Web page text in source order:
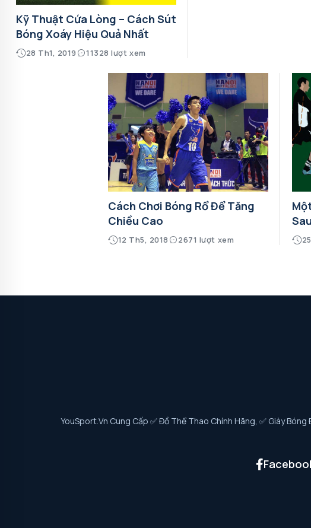
Kỹ Thuật Cứa Lòng – Cách Sút
Bóng Xoáy Hiệu Quả Nhất
28 Th1, 2019 11328 lượt xem
Cách Chơi Bóng Rổ Để Tăng
Chiều Cao
12 Th5, 2018 2671 lượt xem
YouSport.vn Cung Cấp ✅ Đồ Thể Thao Chính Hãng, ✅ Giày